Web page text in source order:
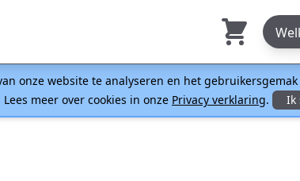
onze website te analyseren en het
meer over cookies in onze Privacy verklaring. Ik